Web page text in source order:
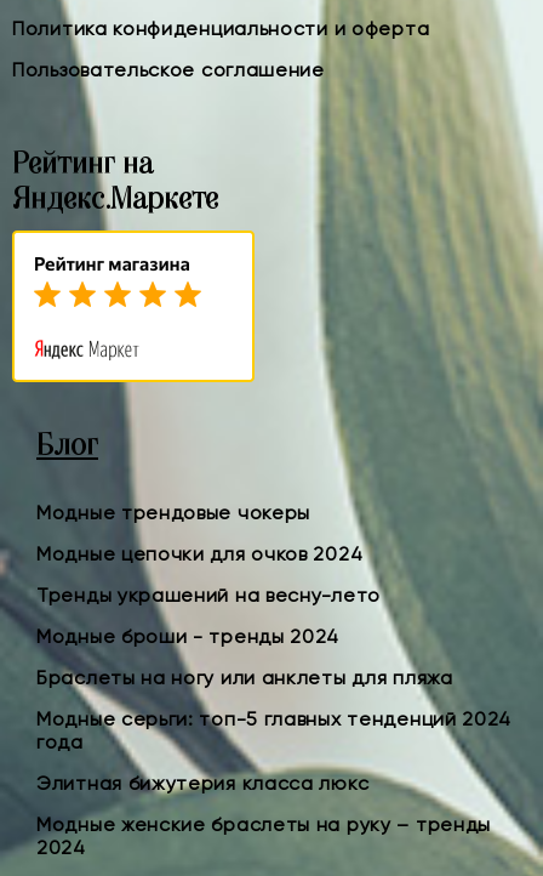
Политика конфиденциальности и оферта
Пользовательское соглашение
Рейтинг на
Яндекс.Маркете
Блог
Модные трендовые чокеры
Модные цепочки для очков 2024
Тренды украшений на весну-лето
Модные броши - тренды 2024
Браслеты на ногу или анклеты для пляжа
Модные серьги: топ-5 главных тенденций 2024
года
Элитная бижутерия класса люкс
Модные женские браслеты на руку – тренды
2024